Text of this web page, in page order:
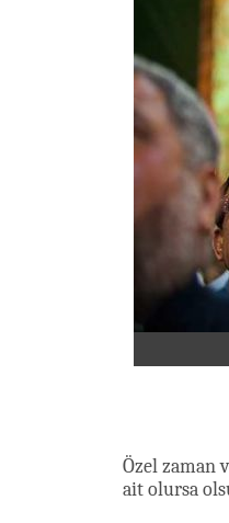
Özel zaman
ait olursa